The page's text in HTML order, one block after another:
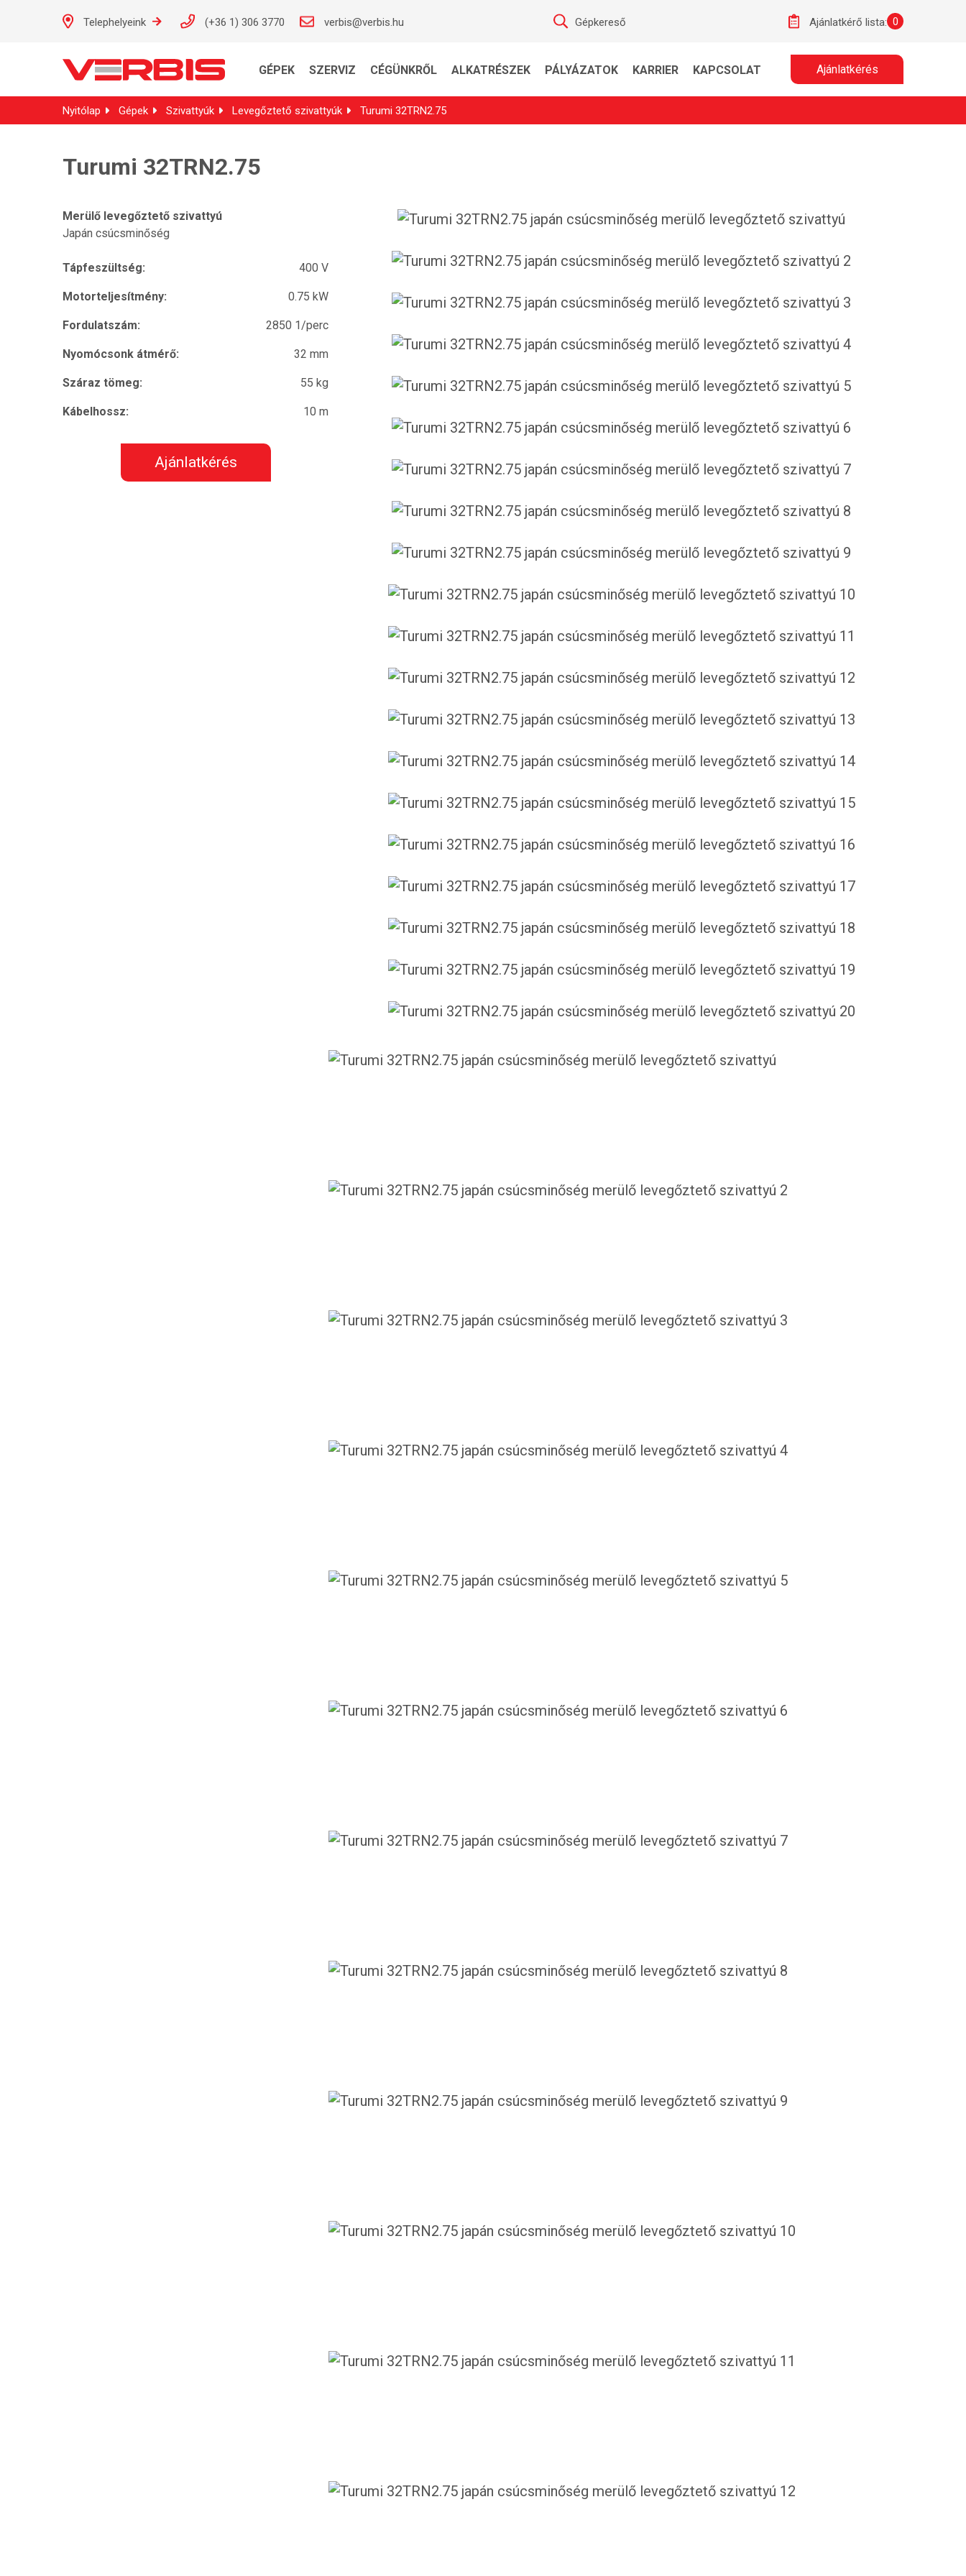
Telephelyeink (+36 1) 306 3770 verbis@verbis.hu Gépkereső Ajánlatkérő lista: 0
GÉPEK SZERVIZ CÉGÜNKRŐL ALKATRÉSZEK PÁLYÁZATOK KARRIER KAPCSOLAT Ajánlatkérés
Nyitólap Gépek Szivattyúk Levegőztető szivattyúk Turumi 32TRN2.75
Turumi 32TRN2.75
Merülő levegőztető szivattyú
Japán csúcsminőség
Tápfeszültség: 400 V
Motorteljesítmény: 0.75 kW
Fordulatszám: 2850 1/perc
Nyomócsonk átmérő: 32 mm
Száraz tömeg: 55 kg
Kábelhossz: 10 m
Ajánlatkérés